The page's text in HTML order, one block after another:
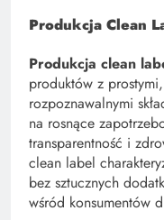
Produkcja Clean
Produkcja clean
produktów z
rozpoznawalnymi
na rosnące
transparentność i
clean label
bez sztucznych
wśród konsumentów